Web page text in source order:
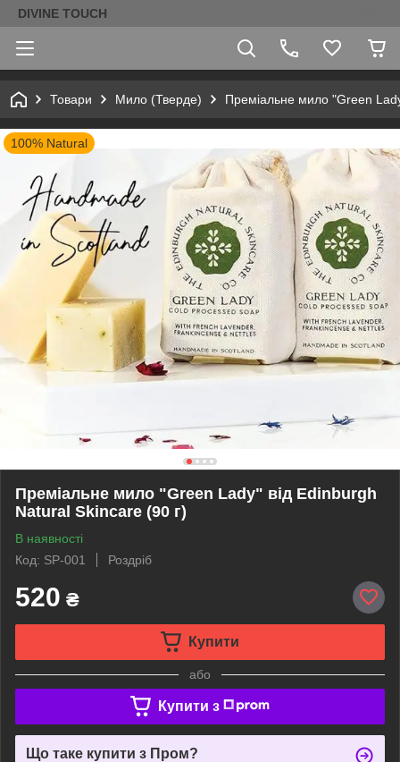
DIVINE TOUCH
Товари Мило (Тверде) Преміальне мило "Green
100% Natural
Преміальне мило "Green Lady" від Edinburgh
Natural Skincare (90 г)
В наявності
Код: SP-001
Роздріб
520 ₴
Купити
або
Купити з
Що таке купити з Пром?